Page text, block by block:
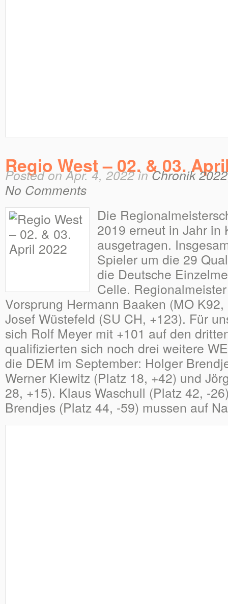
Regio West – 02. & 03.
Posted on Apr. 4, 2022 inChronik 2022
No Comments
Die
2019 erneut in Jahr in
ausgetragen.
Spieler um die 29
die Deutsche
Celle.
Vorsprung Hermann Baaken (MO
Josef Wüstefeld (SU CH, +123). Für
sich Rolf Meyer mit +101 auf den
qualifizierten sich noch drei weitere
die DEM im September: Holger
Werner Kiewitz (Platz 18, +42) und
28, +15). Klaus Waschull (Platz 42, -
Brendjes (Platz 44, -59) mussen auf